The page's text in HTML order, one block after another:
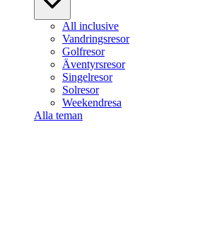
All inclusive
Vandringsresor
Golfresor
Äventyrsresor
Singelresor
Solresor
Weekendresa
Alla teman